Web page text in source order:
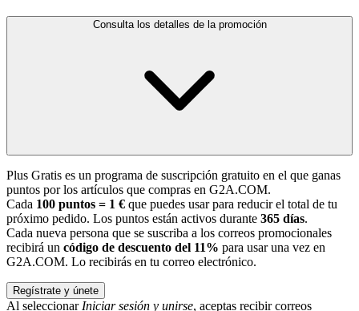
Consulta los detalles de la promoción
Plus Gratis es un programa de suscripción gratuito en el que ganas
puntos por los artículos que compras en G2A.COM.
Cada 100 puntos = 1 € que puedes usar para reducir el total de tu
próximo pedido. Los puntos están activos durante 365 días.
Cada nueva persona que se suscriba a los correos promocionales
recibirá un código de descuento del 11% para usar una vez en
G2A.COM. Lo recibirás en tu correo electrónico.
Regístrate y únete
Al seleccionar Iniciar sesión y unirse, aceptas recibir correos